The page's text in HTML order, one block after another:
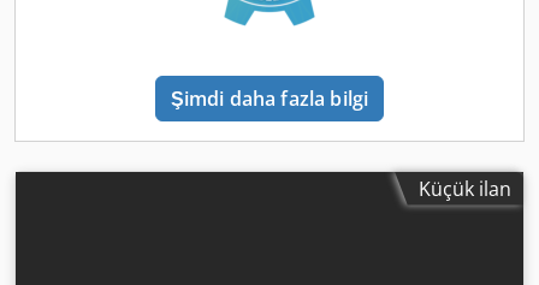
Şimdi daha fazla bilgi
Küçük ilan